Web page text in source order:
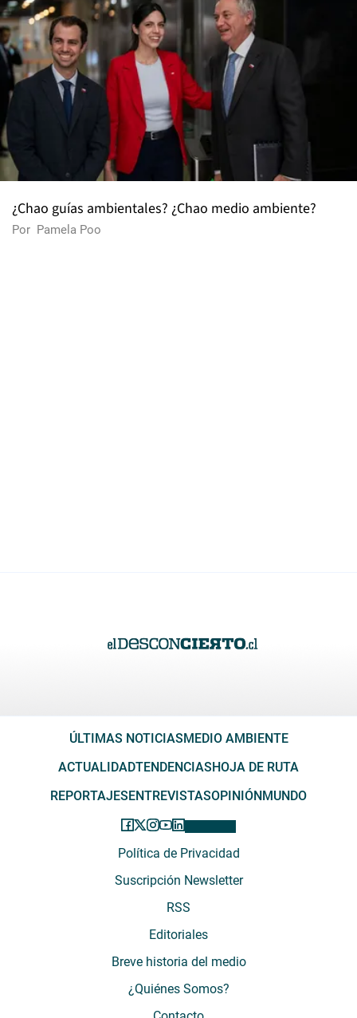
¿Chao guías ambientales? ¿Chao medio ambiente?
Por Pamela Poo
ÚLTIMAS NOTICIASMEDIO AMBIENTE
ACTUALIDADTENDENCIASHOJA DE RUTA
REPORTAJESENTREVISTASOPINIÓNMUNDO
Política de Privacidad
Suscripción Newsletter
RSS
Editoriales
Breve historia del medio
¿Quiénes Somos?